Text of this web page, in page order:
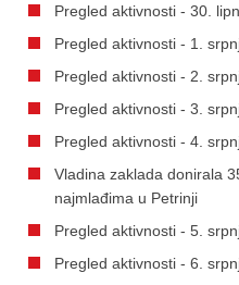
Pregled aktivnosti - 30.
Pregled aktivnosti - 1.
Pregled aktivnosti - 2.
Pregled aktivnosti - 3.
Pregled aktivnosti - 4.
Vladina zaklada donirala
najmlađima u Petrinji
Pregled aktivnosti - 5.
Pregled aktivnosti - 6.